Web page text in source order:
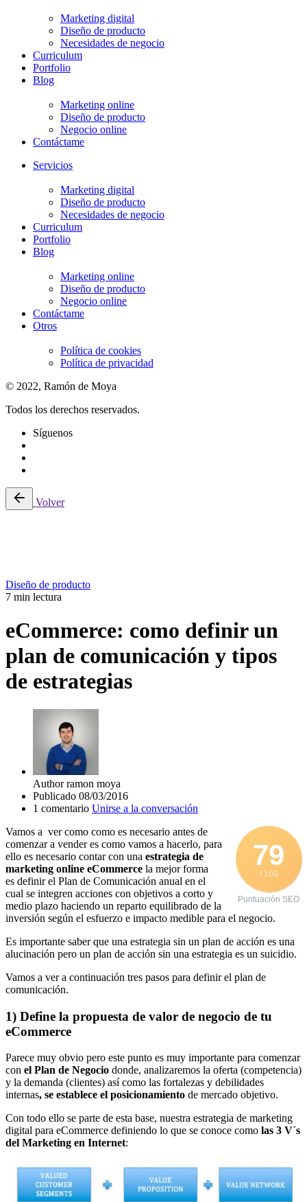
Marketing digital
Diseño de producto
Necesidades de negocio
Curriculum
Portfolio
Blog
Marketing online
Diseño de producto
Negocio online
Contáctame
Servicios
Marketing digital
Diseño de producto
Necesidades de negocio
Curriculum
Portfolio
Blog
Marketing online
Diseño de producto
Negocio online
Contáctame
Otros
Política de cookies
Política de privacidad
© 2022, Ramón de Moya
Todos los derechos reservados.
Síguenos
Volver
Diseño de producto
7 min lectura
eCommerce: como definir un
plan de comunicación y tipos
de estrategias
Author ramon moya
Publicado 08/03/2016
1 comentario Unirse a la conversación
79
/ 100
Puntuación SEO
Vamos a ver como como es necesario antes de
comenzar a vender es como vamos a hacerlo, para
ello es necesario contar con una estrategia de
marketing online eCommerce la mejor forma
es definir el Plan de Comunicación anual en el
cual se integren acciones con objetivos a corto y
medio plazo haciendo un reparto equilibrado de la
inversión según el esfuerzo e impacto medible para el negocio.
Es importante saber que una estrategia sin un plan de acción es una
alucinación pero un plan de acción sin una estrategia es un suicidio.
Vamos a ver a continuación tres pasos para definir el plan de
comunicación.
1) Define la propuesta de valor de negocio de tu
eCommerce
Parece muy obvio pero este punto es muy importante para comenzar
con el Plan de Negocio donde, analizaremos la oferta (competencia)
y la demanda (clientes) así como las fortalezas y debilidades
internas, se establece el posicionamiento de mercado objetivo.
Con todo ello se parte de esta base, nuestra estrategia de marketing
digital para eCommerce definiendo lo que se conoce como las 3 V´s
del Marketing en Internet: